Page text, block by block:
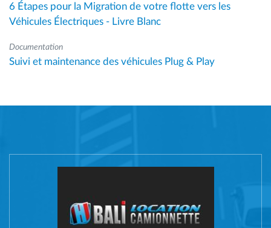
6 Étapes pour la Migration de votre flotte vers les
Véhicules Électriques - Livre Blanc
Documentation
Suivi et maintenance des véhicules Plug & Play